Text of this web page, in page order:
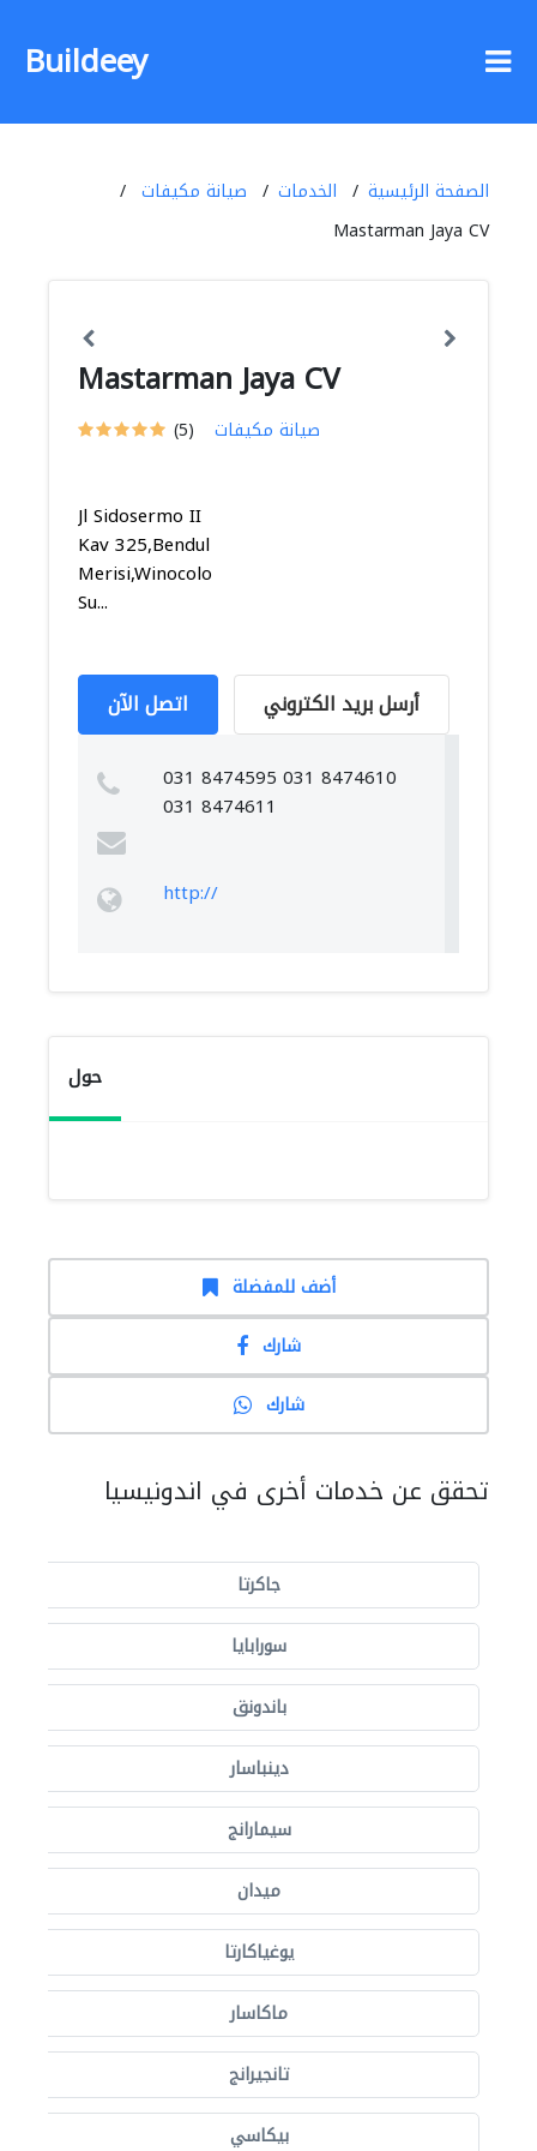
Buildeey
الصفحة الرئيسية الخدمات
صيانة مكيفات
Mastarman Jaya CV
Mastarman Jaya CV
(5) صيانة مكيفات
Jl Sidosermo II
Kav 325,Bendul
Merisi,Winocolo,
Su...
اتصل الآن أرسل بريد الكتروني
031 8474595 031 8474610
031 8474611
http://
حول
أضف للمفضلة
شارك
شارك
تحقق عن خدمات أخرى في اندونيسيا
جاكرتا
سورابايا
باندونق
دينباسار
سيمارانج
ميدان
يوغياكارتا
ماكاسار
تانجيرانج
بيكاسي